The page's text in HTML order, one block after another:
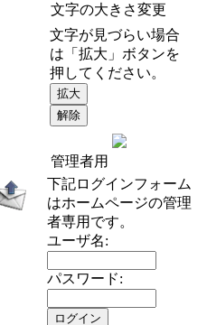
文字の大きさ変更
文字が見づらい場合
は「拡大」ボタンを
押してください。
管理者用
下記ログインフォーム
はホームページの管理
者専用です。
ユーザ名:
パスワード: